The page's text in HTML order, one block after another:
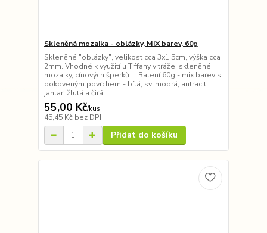
Skleněná mozaika - oblázky, MIX barev, 60g
Skleněné "oblázky", velikost cca 3x1,5cm, výška cca
2mm. Vhodné k využití u Tiffany vitráže, skleněné
mozaiky, cínových šperků.... Balení 60g - mix barev s
pokoveným povrchem - bílá, sv. modrá, antracit,
jantar, žlutá a čirá...
55,00 Kč/kus
45,45 Kč bez DPH
Přidat do košíku